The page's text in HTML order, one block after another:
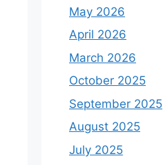
May 2026
April 2026
March 2026
October 2025
September 2025
August 2025
July 2025